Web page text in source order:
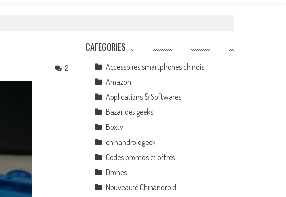
2
CATEGORIES
Accessoires smartphones chinois
Amazon
Applications & Softwares
Bazar des geeks
Boxtv
chinandroidgeek
Codes promos et offres
Drones
Nouveauté Chinandroid